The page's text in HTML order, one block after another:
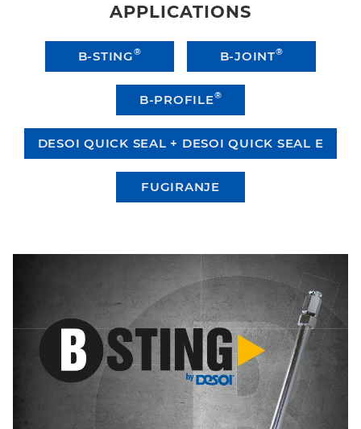
APPLICATIONS
B-STING® B-JOINT®
B-PROFILE®
DESOI QUICK SEAL + DESOI QUICK SEAL E
FUGIRANJE